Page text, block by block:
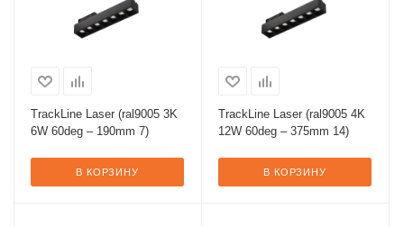
TrackLine Laser (ral9005 3K
6W 60deg – 190mm 7)
В КОРЗИНУ
TrackLine Laser (ral9005 4K
12W 60deg – 375mm 14)
В КОРЗИНУ